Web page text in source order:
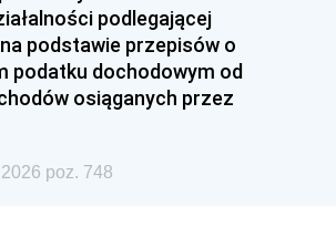
podlegającej
podstawie przepisów o
podatku dochodowym od
osiąganych przez
poz. 748